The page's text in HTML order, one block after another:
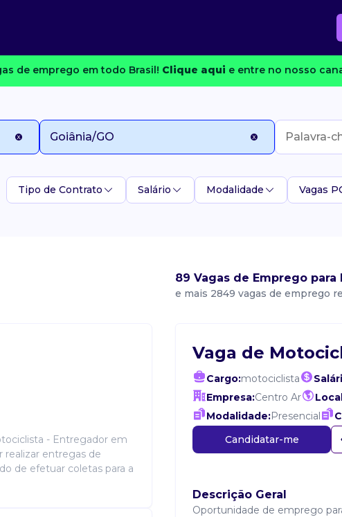
de emprego em todo Brasil! Clique aqui e entre no nosso
Tipo de Contrato Salário Modalidade Vagas
89 Vagas de Emprego
e mais 2849 vagas de emprego
- Entregador em
realizar entregas de
de efetuar coletas para a
Vaga de
Cargo:motociclista
Empresa:Centro Ar
Modalidade:Presencial
Candidatar-me
Descrição Geral
Oportunidade de emprego